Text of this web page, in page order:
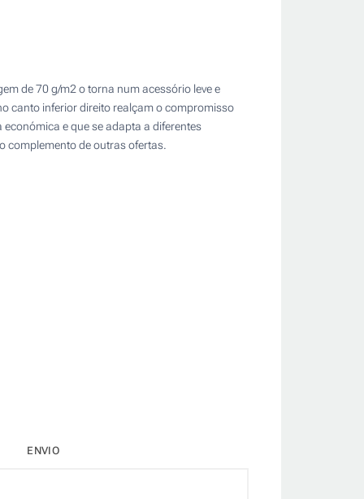
de 70 g/m2 o torna num acessório leve e
canto inferior direito realçam o compromisso
e que se adapta a diferentes
complemento de outras ofertas.
ENVIO